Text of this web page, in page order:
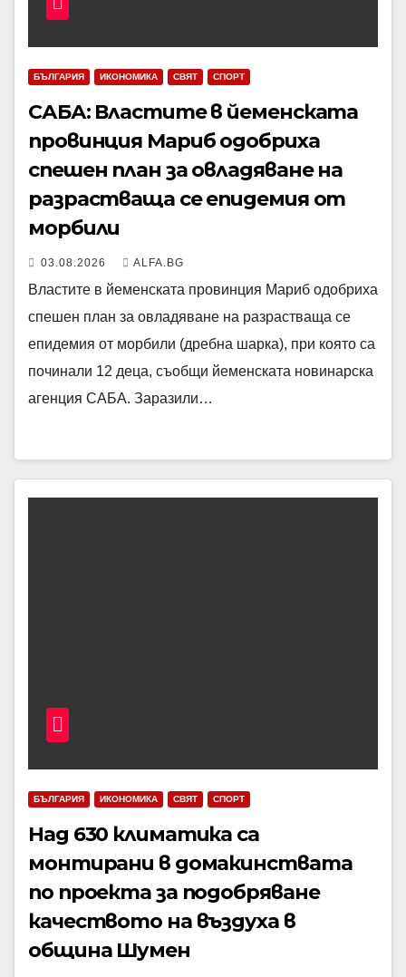
БЪЛГАРИЯ ИКОНОМИКА СВЯТ СПОРТ
САБА: Властите в йеменската
провинция Мариб одобриха
спешен план за овладяване на
разрастваща се епидемия от
морбили
03.08.2026 ALFA.BG
Властите в йеменската провинция Мариб одобриха
спешен план за овладяване на разрастваща се
епидемия от морбили (дребна шарка), при която са
починали 12 деца, съобщи йеменската новинарска
агенция САБА. Заразили…
БЪЛГАРИЯ ИКОНОМИКА СВЯТ СПОРТ
Над 630 климатика са
монтирани в домакинствата
по проекта за подобряване
качеството на въздуха в
община Шумен